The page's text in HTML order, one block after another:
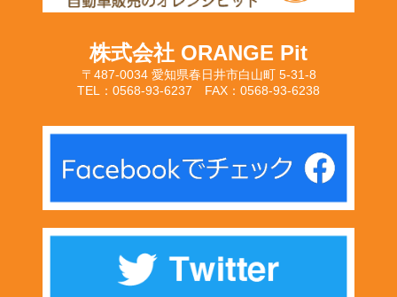
株式会社 ORANGE Pit
〒487-0034 愛知県春日井市白山町 5-31-8
TEL：0568-93-6237 FAX：0568-93-6238